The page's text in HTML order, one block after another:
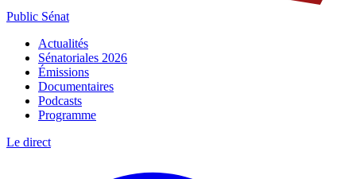
Public Sénat
Actualités
Sénatoriales 2026
Émissions
Documentaires
Podcasts
Programme
Le direct